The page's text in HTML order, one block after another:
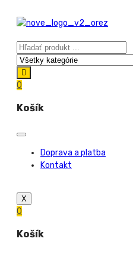
0
Košík
Doprava a platba
Kontakt
X
0
Košík